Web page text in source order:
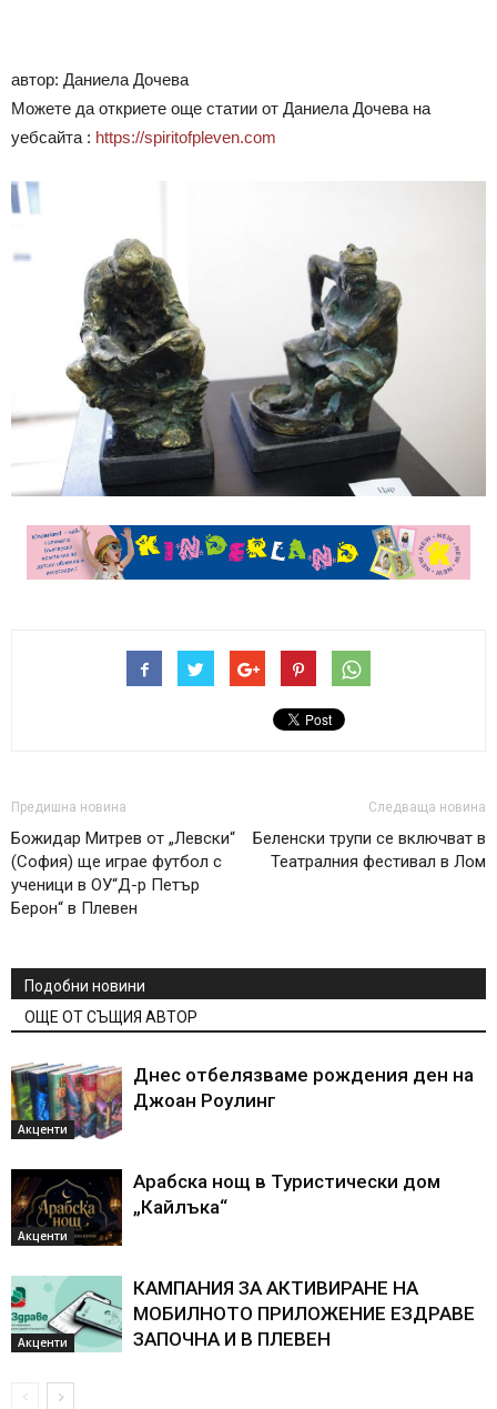
автор: Даниела Дочева
Можете да откриете още статии от Даниела Дочева на
уебсайта : https://spiritofpleven.com
Предишна новина
Божидар Митрев от „Левски“
(София) ще играе футбол с
ученици в ОУ“Д-р Петър
Берон“ в Плевен
Следваща новина
Беленски трупи се включват в
Театралния фестивал в Лом
Подобни новини
ОЩЕ ОТ СЪЩИЯ АВТОР
Акценти
Днес отбелязваме рождения ден на
Джоан Роулинг
Акценти
Арабска нощ в Туристически дом
„Кайлъка“
Акценти
КАМПАНИЯ ЗА АКТИВИРАНЕ НА
МОБИЛНОТО ПРИЛОЖЕНИЕ ЕЗДРАВЕ
ЗАПОЧНА И В ПЛЕВЕН